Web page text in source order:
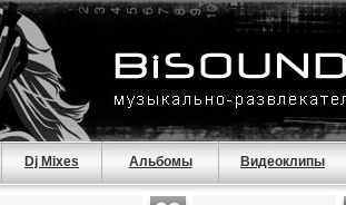
Dj Mixes Альбомы Видеоклипы